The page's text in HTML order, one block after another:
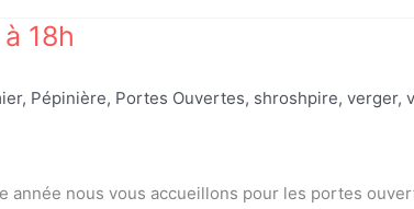
18h
, Pépinière, Portes Ouvertes, shroshpire, verger,
nous vous accueillons pour les portes